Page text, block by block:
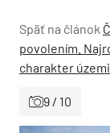
Späť na článok
povolením.
charakter
9 / 10